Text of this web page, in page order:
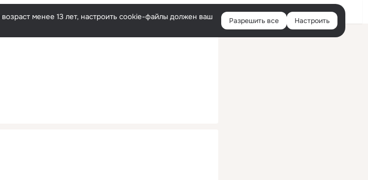
Русский Войти
менее 13 лет, настроить cookie-файлы должен ваш
Разрешить все Настроить